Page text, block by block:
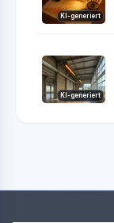
KI-generiert
KI-generiert